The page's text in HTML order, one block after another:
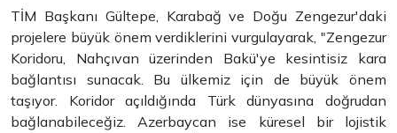
TİM Başkanı Gültepe, Karabağ ve Doğu Zengezur'daki
projelere büyük önem verdiklerini vurgulayarak, "Zengezur
Koridoru, Nahçıvan üzerinden Bakü'ye kesintisiz kara
bağlantısı sunacak. Bu ülkemiz için de büyük önem
taşıyor. Koridor açıldığında Türk dünyasına doğrudan
bağlanabileceğiz. Azerbaycan ise küresel bir lojistik